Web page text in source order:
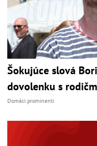
Šokujúce slová
dovolenku s
Domáci prominenti